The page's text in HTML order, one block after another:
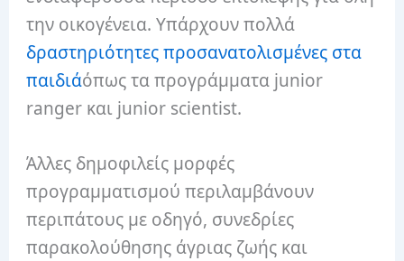
την οικογένεια. Υπάρχουν πολλά
δραστηριότητες προσανατολισμένες στα
παιδιάόπως τα προγράμματα junior
ranger και junior scientist.
Άλλες δημοφιλείς μορφές
προγραμματισμού περιλαμβάνουν
περιπάτους με οδηγό, συνεδρίες
παρακολούθησης άγριας ζωής και